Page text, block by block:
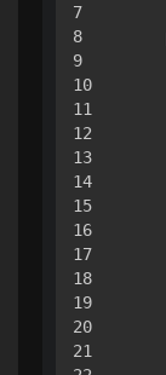
7
8
9
10
11
12
13
14
15
16
17
18
19
20
21